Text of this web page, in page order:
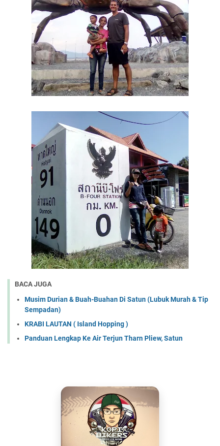
BACA JUGA
Musim Durian & Buah-Buahan Di Satun (Lubuk Murah & Tip
Sempadan)
KRABI LAUTAN ( Island Hopping )
Panduan Lengkap Ke Air Terjun Tharn Pliew, Satun